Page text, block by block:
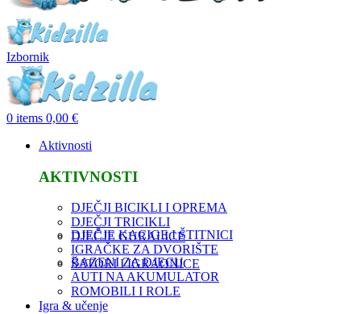
Izbornik
0 items 0,00 €
Aktivnosti
AKTIVNOSTI
DJEČJI BICIKLI I OPREMA
DJEČJI TRICIKLI
DJEČJE GURALICE
DJEČJE KACIGE I ŠTITNICI
IGRAČKE ZA DVORIŠTE
ŠATORI I IGRAONICE
BAZENI ZA DJECU
AUTI NA AKUMULATOR
ROMOBILI I ROLE
Igra & učenje